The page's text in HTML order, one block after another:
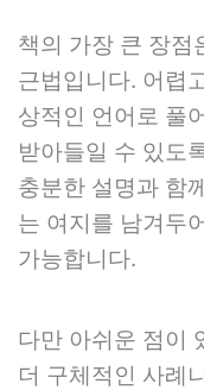
책의 가장 큰 장점
근법입니다. 어렵
상적인 언어로 풀
받아들일 수 있도
충분한 설명과 함
는 여지를 남겨두
가능합니다.
다만 아쉬운 점이
더 구체적인 사례